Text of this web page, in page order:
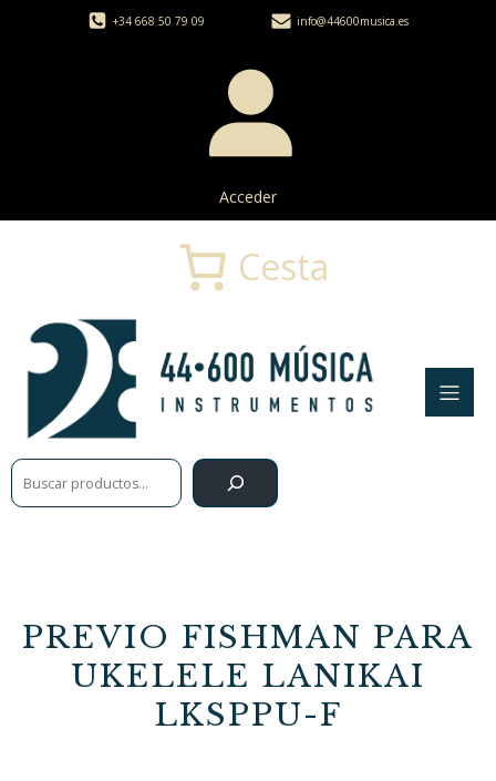
+34 668 50 79 09 info@44600musica.es
Acceder
Buscar
Cesta
PREVIO FISHMAN PARA
UKELELE LANIKAI
LKSPPU-F